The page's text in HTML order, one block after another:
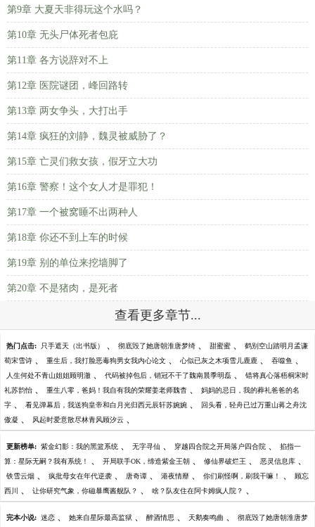
第9章 大夏天非得玩这个水吗？
第10章 无头尸体死者包庇
第11章 各方说辞对不上
第12章 医院谜团，峰回路转
第13章 两女争头，大打出手
第14章 疯狂的刘静，魏灵被威胁了？
第15章 亡灵们救女孩，假牙立大功
第16章 警察！这个女人才是罪犯！
第17章 一个被窝睡不出两种人
第18章 你还不到上车的时候
第19章 别的单位来挖墙脚了
第20章 不是猪肉，是死者
查看更多章节...
热门点击: 只手遮天（出书版） 、 彻底毁了她唐朝淮唐梦绮 、 甜蜜蜜 、 鹤别空山踏明月孟谦
荀宋雪诗 、 重生后，我打脸恶毒狗男女我内心论文 、 心似已灰之木项雪儿鹿鹿 、 吞噬鱼 、
人生何处不青山姐姐顾明澈 、 代码被掉包后，销冠不干了魏南晨季明磊 、 错将真心落梧桐宋时
礼苏韵怡 、 重生八零，爸妈！我自有我的荣耀姜老师魏杳 、 妈妈的忌日，我的葬礼爸爸的名
字 、 看见弹幕后，我送狗皇帝和白月光归西元辰轩苏婉婉 、 回头看，轻舟已过万重山蒋之舟沈
傲凝 、 风起时爱意散尽林青风顾汐云 、
更新榜单: 紫金幻影：我的黑篮系统 、 无字寻仙 、 穿越四合院之开局落户四合院 、 掐指一
算：星际无嗣？我有系统！ 、 开局联手OK，缔造紫金王朝 、 修仙界破烂王 、 恶灵信息库 、
铁雪云烟 、 疯批母女在年代逆袭 、 唐奇谭 、 港夜情靡 、 你们刷怪啊，刷我干嘛！ 、 顾忘
西川 、 让你研究气象，你磁暴鹰酱舰队？ 、 啥？队友住在阿卡姆疯人院？ 、
完本小说: 迷恋 、 她来自星际最高监狱 、 醉酒情思 、 天鹅奏鸣曲 、 彻底毁了她唐朝淮唐梦